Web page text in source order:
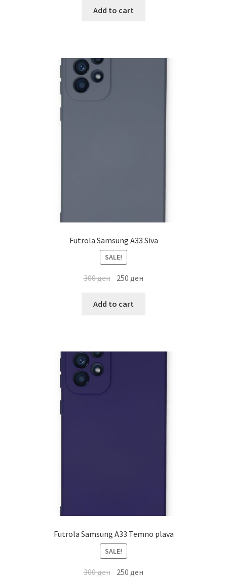
Add to cart
Futrola Samsung A33 Siva
SALE!
300ден 250ден
Add to cart
Futrola Samsung A33 Temno plava
SALE!
300ден 250 ден